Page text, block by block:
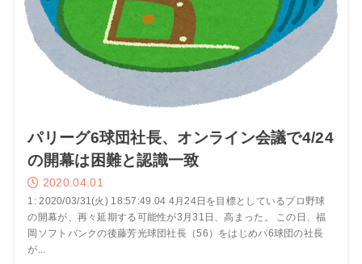
パリーグ6球団社長、オンライン会議で4/24
の開幕は困難と認識一致
2020.04.01
1: 2020/03/31(火) 18:57:49.04 4月24日を目標としているプロ野球
の開幕が、再々延期する可能性が3月31日、高まった。 この日、福
岡ソフトバンクの後藤芳光球団社長（56）をはじめパ6球団の社長
が...